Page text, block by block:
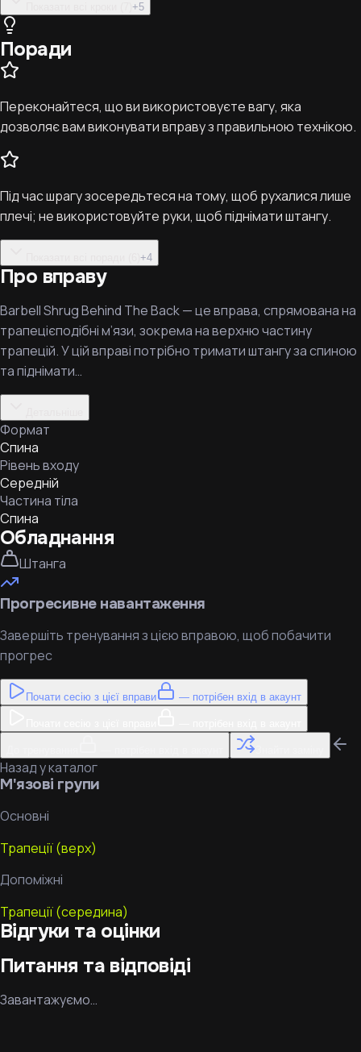
+5
Поради
Переконайтеся, що ви використовуєте вагу, яка
дозволяє вам виконувати вправу з правильною технікою.
Під час шрагу зосередьтеся на тому, щоб рухалися лише
плечі; не використовуйте руки, щоб піднімати штангу.
+4
Про вправу
Barbell Shrug Behind The Back — це вправа, спрямована на
трапецієподібні м’язи, зокрема на верхню частину
трапецій. У цій вправі потрібно тримати штангу за спиною
та піднімати…
Формат
Спина
Рівень входу
Середній
Частина тіла
Спина
Обладнання
Штанга
Прогресивне навантаження
Завершіть тренування з цією вправою, щоб побачити
прогрес
Почати сесію з цієї вправи — потрібен вхід в акаунт
Назад у каталог
М'язові групи
Основні
Трапеції (верх)
Допоміжні
Трапеції (середина)
Відгуки та оцінки
Питання та відповіді
Завантажуємо…